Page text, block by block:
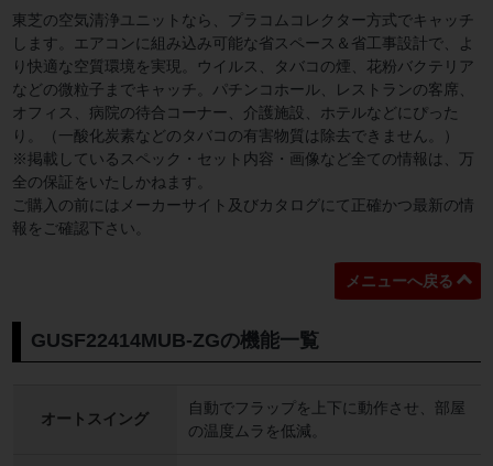
東芝の空気清浄ユニットなら、プラコムコレクター方式でキャッチ
します。エアコンに組み込み可能な省スペース＆省工事設計で、よ
り快適な空質環境を実現。ウイルス、タバコの煙、花粉バクテリア
などの微粒子までキャッチ。パチンコホール、レストランの客席、
オフィス、病院の待合コーナー、介護施設、ホテルなどにぴった
り。（一酸化炭素などのタバコの有害物質は除去できません。）
※掲載しているスペック・セット内容・画像など全ての情報は、万
全の保証をいたしかねます。
ご購入の前にはメーカーサイト及びカタログにて正確かつ最新の情
報をご確認下さい。
メニューへ戻る
GUSF22414MUB-ZGの機能一覧
オートスイング
自動でフラップを上下に動作させ、部屋
の温度ムラを低減。